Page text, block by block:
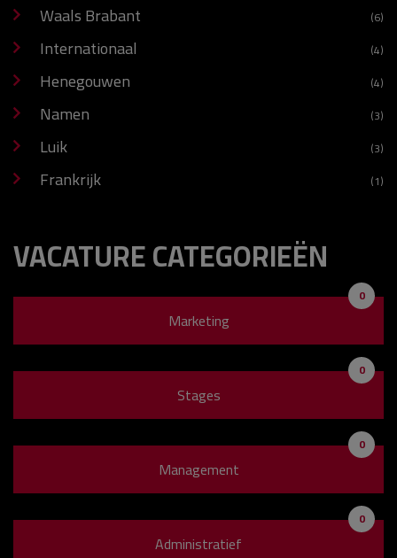
Waals Brabant (6)
Internationaal (4)
Henegouwen (4)
Namen (3)
Luik (3)
Frankrijk (1)
VACATURE CATEGORIEËN
Marketing
0
Stages
0
Management
0
Administratief
0